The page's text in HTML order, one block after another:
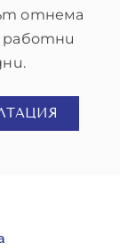
отнема
работни